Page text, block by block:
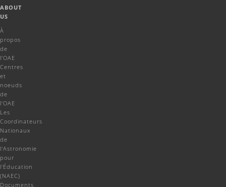
ABOUT
US
À
propos
de
l'OAE
Centres
et
noeuds
de
l'OAE
Les
Coordinateurs
Nationaux
de
l'Astronomie
pour
l'Éducation
(NAEC)
Documents